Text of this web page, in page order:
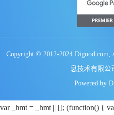
Copyright © 2012-2024 Digood.com,
息技术有限公
Powered by
var _hmt = _hmt || []; (function() {